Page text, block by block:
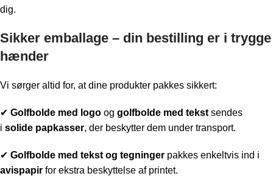
dig.
Sikker emballage – din bestilling er i trygge
hænder
Vi sørger altid for, at dine produkter pakkes sikkert:
✔ Golfbolde med logo og golfbolde med tekst sendes
i solide papkasser, der beskytter dem under transport.
✔ Golfbolde med tekst og tegninger pakkes enkeltvis ind i
avispapir for ekstra beskyttelse af printet.